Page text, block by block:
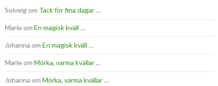
Solveigom Tack för fina dagar …
Marieom En magisk kväll …
Johanna om En magisk kväll …
Marieom Mörka, varma kvällar …
Johanna om Mörka, varma kvällar …